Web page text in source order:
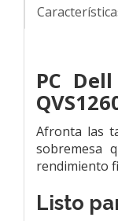
PC
Afronta las
sobremesa
rendimiento
Listo